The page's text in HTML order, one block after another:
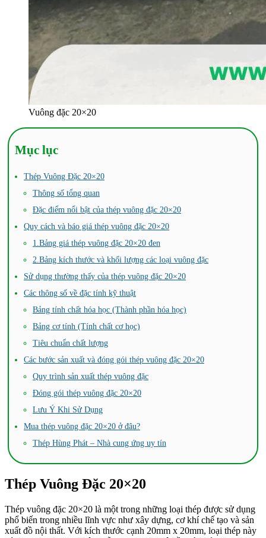
Vuông đặc 20×20
Mục lục
Thép Vuông Đặc 20×20
Thông số tổng quan
Đặc điểm nổi bật của thép vuông đặc 20×20
Quy cách và báo giá thép vuông đặc 20×20
1.Bảng giá thép vuông đặc 20×20 đen
2.Bảng kích thước và khối lượng các loại vuông đặc
Sử dụng thường thấy của thép vuông đặc 20×20
Các thông số về đặc tính kỹ thuật
Bảng tính chất hóa học (Thành phần hóa học)
Bảng cơ tính (Tính chất cơ học)
Tiêu chuẩn chất lượng
Các bước sản xuất và đóng gói thép vuông đặc 20×20
Quy trình sản xuất thép vuông đặc
Đóng gói thép vuông đặc 20×20
Lưu Ý Khi Sử Dụng
Mua thép vuông đặc 20×20 ở đâu?
Thép Hùng Phát – Nhà cung ứng uy tín
Thép Vuông Đặc 20×20
Thép vuông đặc 20×20 là một trong những loại thép được sử dụng
phổ biến trong nhiều lĩnh vực như xây dựng, cơ khí chế tạo và sản
xuất đồ nội thất. Với kích thước cạnh 20mm x 20mm, loại thép này